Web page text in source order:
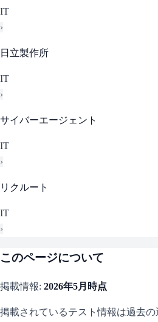
IT
›
日立製作所
IT
›
サイバーエージェント
IT
›
リクルート
IT
›
このページについて
掲載情報: 2026年5月 時点
掲載されているテスト情報は過去